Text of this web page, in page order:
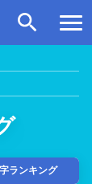
ランキング